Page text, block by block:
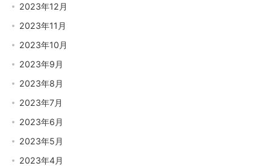
2023年12月
2023年11月
2023年10月
2023年9月
2023年8月
2023年7月
2023年6月
2023年5月
2023年4月